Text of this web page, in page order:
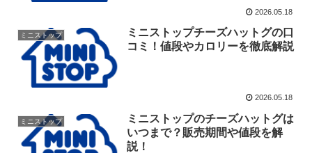
2026.05.18
ミニストップ
ミニストップチーズハットグの口
コミ！値段やカロリーを徹底解説
2026.05.18
ミニストップ
ミニストップのチーズハットグは
いつまで？販売期間や値段を解
説！